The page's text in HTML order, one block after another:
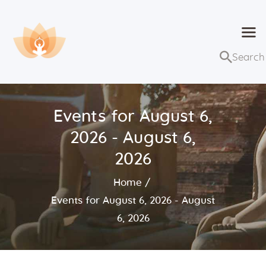
Events for August 6,
2026 - August 6,
2026
Home
Events for August 6, 2026 - August
6, 2026
Trang chủ
Bài giảng
Lớp học và sự kiện
Về Dhammaduta